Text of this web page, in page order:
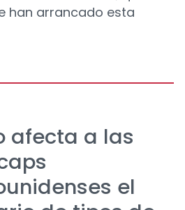
han arrancado esta
afecta a las
el